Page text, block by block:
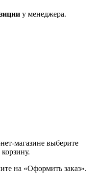
у менеджера.
магазине выберите
на «Оформить заказ».